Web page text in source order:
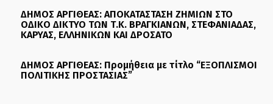
ΔΗΜΟΣ ΑΡΓΙΘΕΑΣ: ΑΠΟΚΑΤΑΣΤΑΣΗ ΖΗΜΙΩΝ ΣΤΟ
ΟΔΙΚΟ ΔΙΚΤΥΟ ΤΩΝ Τ.Κ. ΒΡΑΓΚΙΑΝΩΝ, ΣΤΕΦΑΝΙΑΔΑΣ,
ΚΑΡΥΑΣ, ΕΛΛΗΝΙΚΩΝ ΚΑΙ ΔΡΟΣΑΤΟ
ΔΗΜΟΣ ΑΡΓΙΘΕΑΣ: Προμήθεια με τίτλο “ΕΞΟΠΛΙΣΜΟΙ
ΠΟΛΙΤΙΚΗΣ ΠΡΟΣΤΑΣΙΑΣ”